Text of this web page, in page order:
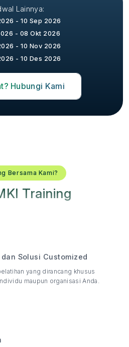
Lainnya:
- 10 Sep 2026
- 08 Okt 2026
- 10 Nov 2026
- 10 Des 2026
Hubungi Kami
Bersama Kami?
Training
Solusi Customized
yang dirancang khusus
maupun organisasi Anda.